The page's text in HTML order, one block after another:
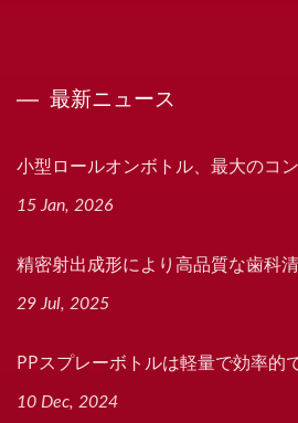
最新ニュース
小型ロールオンボトル、最大のコ
15 Jan, 2026
精密射出成形により高品質な歯科
29 Jul, 2025
PPスプレーボトルは軽量で効率的で
10 Dec, 2024